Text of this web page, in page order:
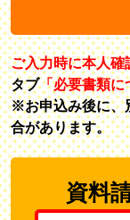
ご入力時に本人確
タブ「必要書類に
※お申込み後に、
合があります。
資料